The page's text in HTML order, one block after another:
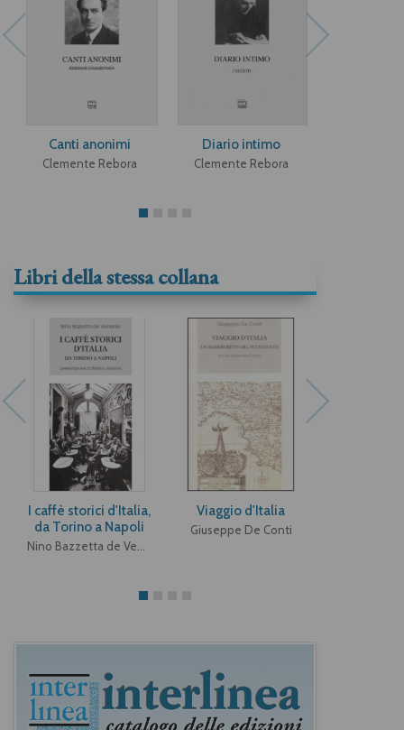
Canti anonimi
Clemente Rebora
Diario intimo
Clemente Rebora
Libri della stessa collana
I caffè storici d'Italia,
da Torino a Napoli
Viaggio d'Italia
Giuseppe De Conti